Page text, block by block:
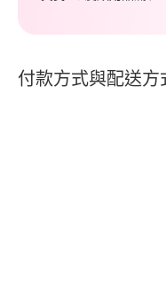
付款方式與配送方